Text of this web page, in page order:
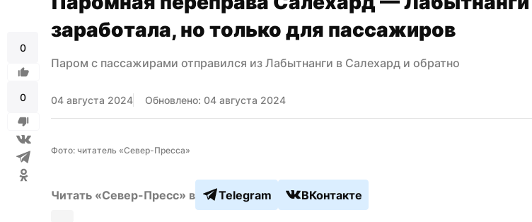
0
0
заработала, но только для пассажиров
Паром с пассажирами отправился из Лабытнанги в Салехард и обратно
04 августа 2024 Обновлено: 04 августа 2024
Фото: читатель «Север-Пресса»
Читать «Север-Пресс» в Telegram ВКонтакте